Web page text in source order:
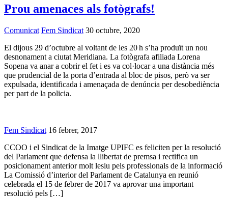
Prou amenaces als fotògrafs!
Comunicat Fem Sindicat 30 octubre, 2020
El dijous 29 d’octubre al voltant de les 20 h s’ha produït un nou
desnonament a ciutat Meridiana. La fotògrafa afiliada Lorena
Sopena va anar a cobrir el fet i es va col·locar a una distància més
que prudencial de la porta d’entrada al bloc de pisos, però va ser
expulsada, identificada i amenaçada de denúncia per desobediència
per part de la policia.
Fem Sindicat 16 febrer, 2017
CCOO i el Sindicat de la Imatge UPIFC es feliciten per la resolució
del Parlament que defensa la llibertat de premsa i rectifica un
posicionament anterior molt lesiu pels professionals de la informació
La Comissió d’interior del Parlament de Catalunya en reunió
celebrada el 15 de febrer de 2017 va aprovar una important
resolució pels […]